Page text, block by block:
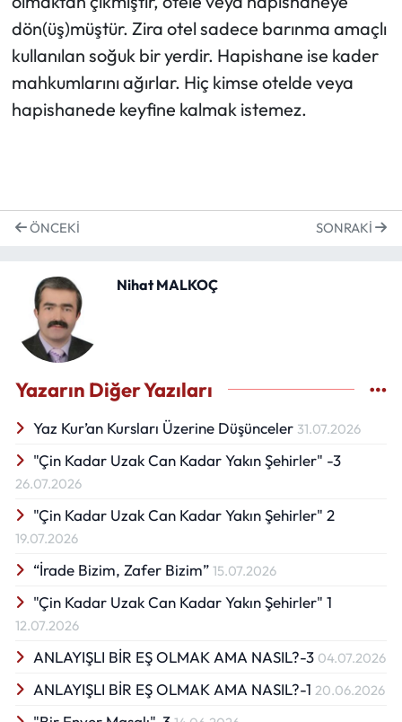
dön(üş)müştür. Zira otel sadece barınma amaçlı
kullanılan soğuk bir yerdir. Hapishane ise kader
mahkumlarını ağırlar. Hiç kimse otelde veya
hapishanede keyfine kalmak istemez.
ÖNCEKI SONRAKI
Nihat MALKOÇ
Yazarın Diğer Yazıları
Yaz Kur’an Kursları Üzerine Düşünceler 31.07.2026
"Çin Kadar Uzak Can Kadar Yakın Şehirler" -3
26.07.2026
"Çin Kadar Uzak Can Kadar Yakın Şehirler" 2
19.07.2026
“İrade Bizim, Zafer Bizim” 15.07.2026
"Çin Kadar Uzak Can Kadar Yakın Şehirler" 1
12.07.2026
ANLAYIŞLI BİR EŞ OLMAK AMA NASIL?-3 04.07.2026
ANLAYIŞLI BİR EŞ OLMAK AMA NASIL?-1 20.06.2026